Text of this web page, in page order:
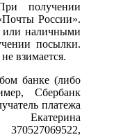
получении
России».
или наличными
посылки.
взимается.
банке (либо
Сбербанк
платежа